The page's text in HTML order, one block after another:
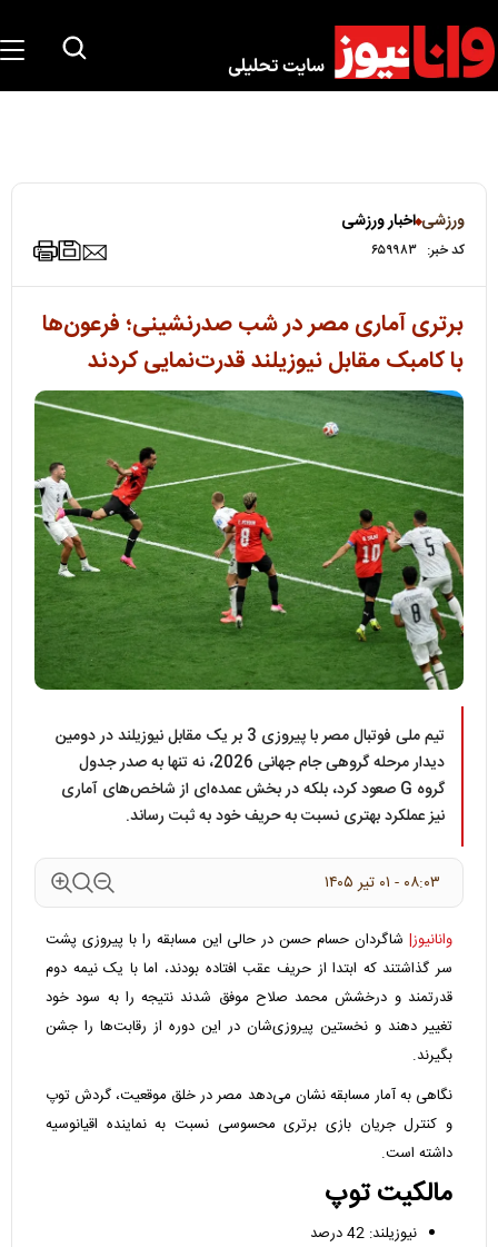
ورزشی اخبار ورزشی
کد خبر: ۶۵۹۹۸۳
برتری آماری مصر در شب صدرنشینی؛ فرعون‌ها
با کامبک مقابل نیوزیلند قدرت‌نمایی کردند
تیم ملی فوتبال مصر با پیروزی 3 بر یک مقابل نیوزیلند در دومین
دیدار مرحله گروهی جام جهانی 2026، نه تنها به صدر جدول
گروه G صعود کرد، بلکه در بخش عمده‌ای از شاخص‌های آماری
نیز عملکرد بهتری نسبت به حریف خود به ثبت رساند.
۰۸:۰۳ - ۰۱ تير ۱۴۰۵
وانانیوز| شاگردان حسام حسن در حالی این مسابقه را با پیروزی پشت
سر گذاشتند که ابتدا از حریف عقب افتاده بودند، اما با یک نیمه دوم
قدرتمند و درخشش محمد صلاح موفق شدند نتیجه را به سود خود
تغییر دهند و نخستین پیروزی‌شان در این دوره از رقابت‌ها را جشن
بگیرند.
نگاهی به آمار مسابقه نشان می‌دهد مصر در خلق موقعیت، گردش توپ
و کنترل جریان بازی برتری محسوسی نسبت به نماینده اقیانوسیه
داشته است.
مالکیت توپ
نیوزیلند: 42 درصد